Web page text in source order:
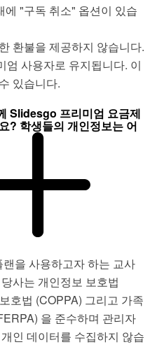
"구독 취소" 옵션이 있습
환불을 제공하지 않습니다.
엄 사용자로 유지됩니다. 이
있습니다.
Slidesgo 프리미엄 요금제
? 학생들의 개인정보는 어
을 사용하고자 하는 교사
사는 개인정보 보호법
호법 (COPPA) 그리고 가족
을 준수하며 관리자
인 데이터를 수집하지 않습